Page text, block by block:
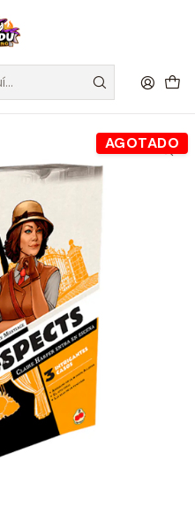
GRATIS a Regiones sobre
Competitivos
En Escena - Español
AGOTADO